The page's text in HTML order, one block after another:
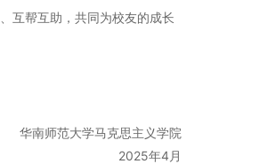
互帮互助，共同为校友的成长
华南师范大学马克思主义学院
2025年4月